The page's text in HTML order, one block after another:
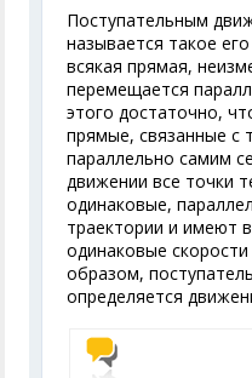
Поступательным
называется такое
всякая прямая,
перемещается
этого достаточно,
прямые, связанные с
параллельно самим
движении все точки
одинаковые,
траектории и имеют
одинаковые
образом,
определяется